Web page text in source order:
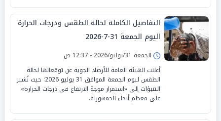
التفاصيل الكاملة لحالة الطقس ودرجات الحرارة
اليوم الجمعة 31-7-2026
الجمعة 31/يوليو/2026 - 12:37 ص
أعلنت الهيئة العامة للأرصاد الجوية عن توقعاتها لحالة
الطقس ليوم الجمعة الموافق 31 يوليو 2026؛ حيث تُشير
التنبؤات إلى «استمرار موجة الارتفاع في درجات الحرارة»
على معظم أنحاء الجمهورية.